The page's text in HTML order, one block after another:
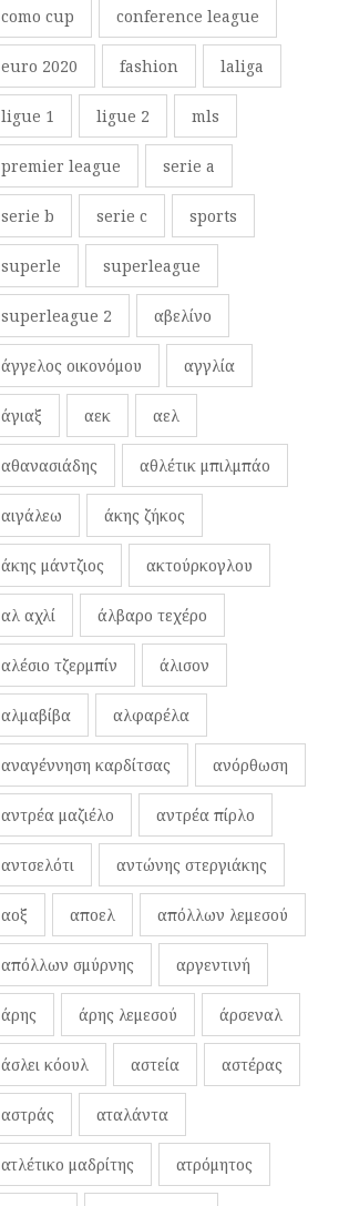
como cup conference league
euro 2020 fashion laliga
ligue 1 ligue 2 mls
premier league serie a
serie b serie c sports
superle superleague
superleague 2 αβελίνο
άγγελος οικονόμου αγγλία
άγιαξ αεκ αελ
αθανασιάδης αθλέτικ μπιλμπάο
αιγάλεω άκης ζήκος
άκης μάντζιος ακτούρκογλου
αλ αχλί άλβαρο τεχέρο
αλέσιο τζερμπίν άλισον
αλμαβίβα αλφαρέλα
αναγέννηση καρδίτσας ανόρθωση
αντρέα μαζιέλο αντρέα πίρλο
αντσελότι αντώνης στεργιάκης
αοξ αποελ απόλλων λεμεσού
απόλλων σμύρνης αργεντινή
άρης άρης λεμεσού άρσεναλ
άσλει κόουλ αστεία αστέρας
αστράς αταλάντα
ατλέτικο μαδρίτης ατρόμητος